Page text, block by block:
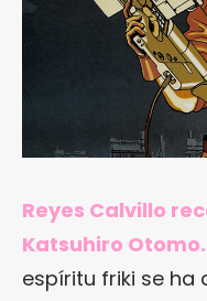
Reyes Calvillo
Katsuhiro Otomo.
espíritu friki se ha